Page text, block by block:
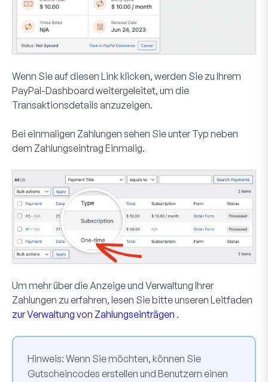
Wenn Sie auf diesen Link klicken, werden Sie zu Ihrem
PayPal-Dashboard weitergeleitet, um die
Transaktionsdetails anzuzeigen.
Bei einmaligen Zahlungen sehen Sie unter Typ neben
dem Zahlungseintrag Einmalig.
Um mehr über die Anzeige und Verwaltung Ihrer
Zahlungen zu erfahren, lesen Sie bitte unseren Leitfaden
zur Verwaltung von Zahlungseinträgen .
Hinweis: Wenn Sie möchten, können Sie
Gutscheincodes erstellen und Benutzern einen